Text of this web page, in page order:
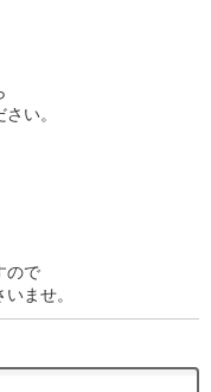
い。
ので
ませ。